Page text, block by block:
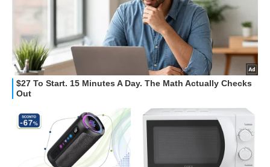
OFFERTE